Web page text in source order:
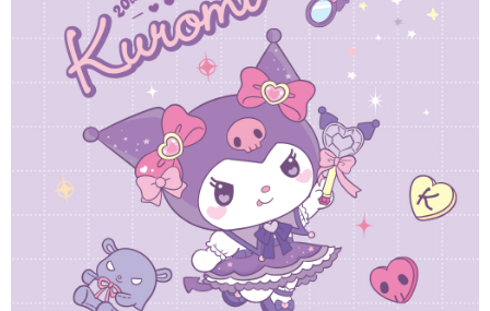
【「AFTEE先享後付」結帳流程】
１．於結帳方式選擇「AFTEE先享後付」後，將跳轉至「AFTEE先享後付」
結帳頁面，進行簡訊認證並確認金額後，即可完成結帳。
２．訂單成立數日內，您將收到繳費通知簡訊。
３．收到繳費通知簡訊後14天內，點擊此簡訊中的連結，可透過四大超商／
ATM／網路銀行／等多元方式進行付款，方視為交易完成。
※ 請注意：結帳手續完成當下不需立刻繳費，但若您需要取消訂單，請聯絡
購買商品的店家。未經商家同意取消之訂單仍視為有效，需透過AFTEE先享
後付繳納相關費用。
※ 交易是否成功請以「AFTEE先享後付 」之結帳頁面顯示為準，若有關於
是否繳費成功／繳費後需取消欲退款等相關疑問，請聯繫「AFTEE先享後付
客戶支援中心」
https://netprotections.freshdesk.com/support/home
【注意事項】
１．透過由恩沛科技股份有限公司提供之「AFTEE先享後付」服務完成之交
全家取貨付款
每筆NT$60，滿NT$1,500(含以上)免運費
付款後全家取貨
每筆NT$60，滿NT$1,500(含以上)免運費
7-11取貨付款
每筆NT$60，滿NT$1,500(含以上)免運費
付款後7-11取貨
每筆NT$60，滿NT$1,500(含以上)免運費